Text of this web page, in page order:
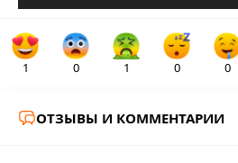
1 0 1 0 0
ОТЗЫВЫ И КОММЕНТАРИИ